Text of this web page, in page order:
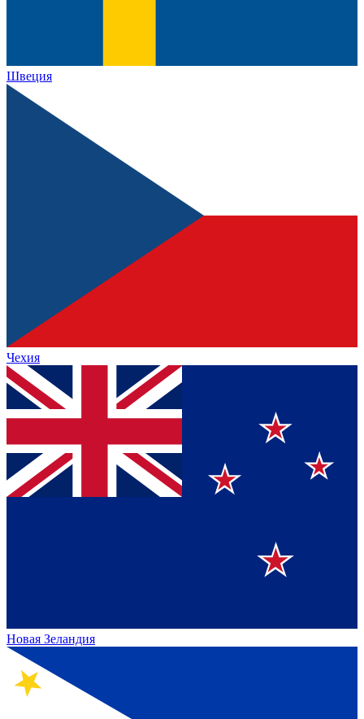
Швеция
Чехия
Новая Зеландия